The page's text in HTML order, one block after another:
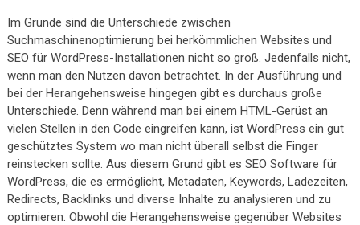
Im Grunde sind die Unterschiede zwischen
Suchmaschinenoptimierung bei herkömmlichen Websites und
SEO für WordPress-Installationen nicht so groß. Jedenfalls nicht,
wenn man den Nutzen davon betrachtet. In der Ausführung und
bei der Herangehensweise hingegen gibt es durchaus große
Unterschiede. Denn während man bei einem HTML-Gerüst an
vielen Stellen in den Code eingreifen kann, ist WordPress ein gut
geschütztes System wo man nicht überall selbst die Finger
reinstecken sollte. Aus diesem Grund gibt es SEO Software für
WordPress, die es ermöglicht, Metadaten, Keywords, Ladezeiten,
Redirects, Backlinks und diverse Inhalte zu analysieren und zu
optimieren. Obwohl die Herangehensweise gegenüber Websites